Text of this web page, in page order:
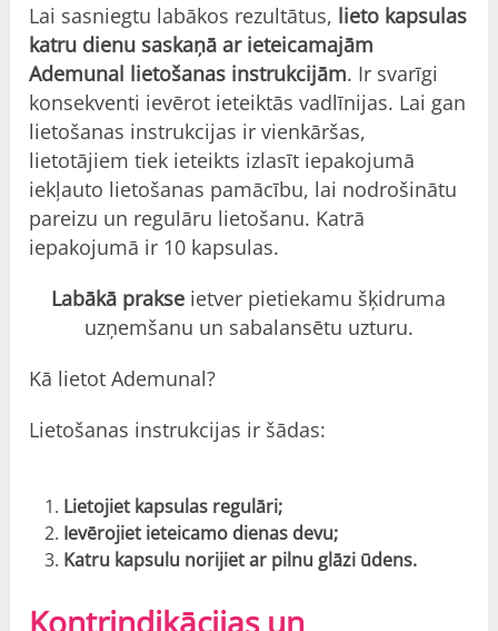
Lai sasniegtu labākos rezultātus, lieto kapsulas
katru dienu saskaņā ar ieteicamajām
Ademunal lietošanas instrukcijām. Ir svarīgi
konsekventi ievērot ieteiktās vadlīnijas. Lai gan
lietošanas instrukcijas ir vienkāršas,
lietotājiem tiek ieteikts izlasīt iepakojumā
iekļauto lietošanas pamācību, lai nodrošinātu
pareizu un regulāru lietošanu. Katrā
iepakojumā ir 10 kapsulas.
Labākā prakse ietver pietiekamu šķidruma
uzņemšanu un sabalansētu uzturu.
Kā lietot Ademunal?
Lietošanas instrukcijas ir šādas:
Lietojiet kapsulas regulāri;
Ievērojiet ieteicamo dienas devu;
Katru kapsulu norijiet ar pilnu glāzi ūdens.
Kontrindikācijas un